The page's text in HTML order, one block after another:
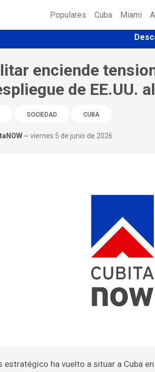
Populares Cuba Miami
enciende
de EE.UU.
SOCIEDAD CUBA
~ viernes 5 de junio de 2026
estratégico ha vuelto a situar a Cuba